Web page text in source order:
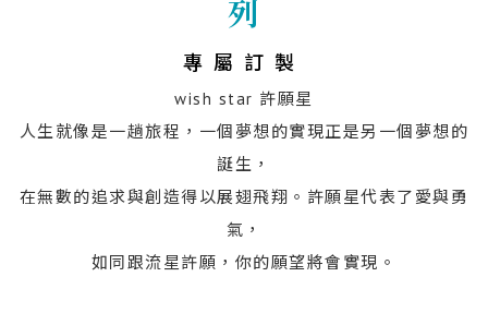
列
專屬訂製
wish star 許願星
人生就像是一趟旅程，一個夢想的實現正是另一個夢想的
誕生，
在無數的追求與創造得以展翅飛翔。許願星代表了愛與勇
氣，
如同跟流星許願，你的願望將會實現。